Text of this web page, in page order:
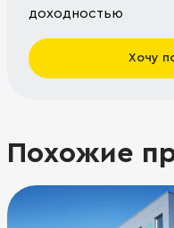
доходностью
Хочу
Похожие